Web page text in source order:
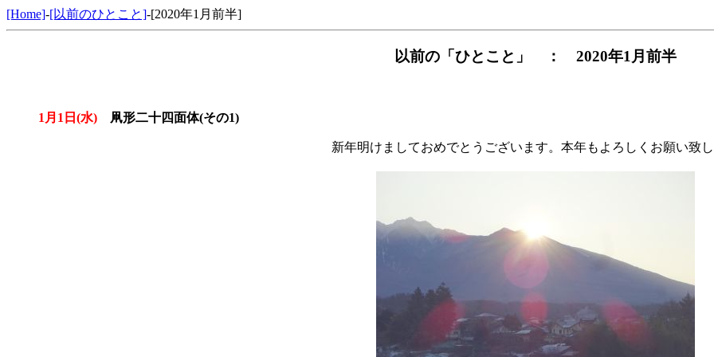
[Home]-[以前のひとこと]-[2020年1月前半]
以前の「ひとこと」 ： 2020年1月前半
1月1日(水) 凧形二十四面体(その1)
新年明けましておめでとうございます。本年もよろしくお願い致